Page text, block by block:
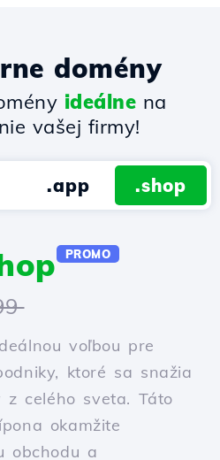
domény
ideálne na
vašej firmy!
.app .shop
PROMO
voľbou pre
ktoré sa snažia
z celého sveta. Táto
okamžite
obchodu a